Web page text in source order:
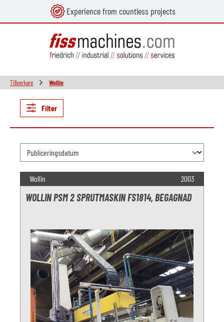
Experience from countless projects
Tillverkare Wollin
Filter
Wollin 2003
WOLLIN PSM 2 SPRUTMASKIN FS1814, BEGAGNAD